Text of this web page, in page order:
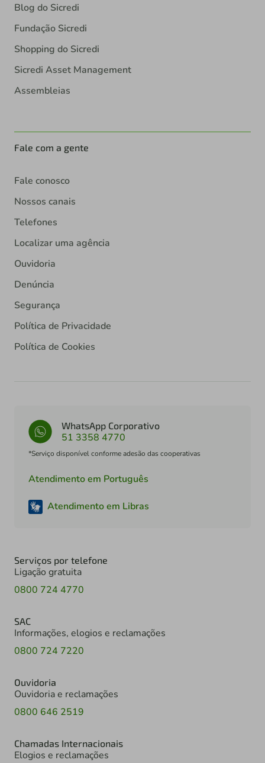
Blog do Sicredi
Fundação Sicredi
Shopping do Sicredi
Sicredi Asset Management
Assembleias
Fale com a gente
Fale conosco
Nossos canais
Telefones
Localizar uma agência
Ouvidoria
Denúncia
Segurança
Política de Privacidade
Política de Cookies
WhatsApp Corporativo
51 3358 4770
*Serviço disponível conforme adesão das cooperativas
Atendimento em Português
Atendimento em Libras
Serviços por telefone
Ligação gratuita
0800 724 4770
SAC
Informações, elogios e reclamações
0800 724 7220
Ouvidoria
Ouvidoria e reclamações
0800 646 2519
Chamadas Internacionais
Elogios e reclamações